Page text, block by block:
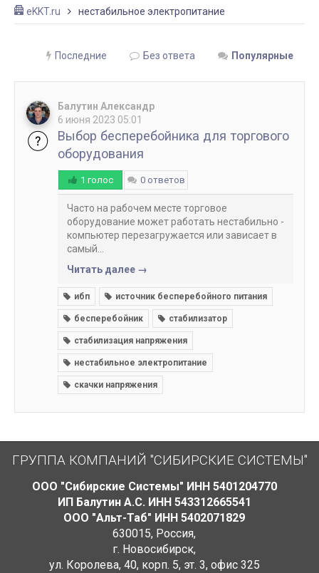
eKKT.ru нестабильное электропитание
Последние Без ответа Популярные
Балутин Александр
6 июня 2023 05:01
Выбор бесперебойника для торгового
оборудования
1 голос 0 ответов
Часто на рабочем месте торговое
оборудование может работать нестабильно -
компьютер перезагружается или зависает в
самый...
Читать далее →
ибп источник бесперебойного питания
бесперебойник стабилизатор
стабилизация напряжения
нестабильное электропитание
скачки напряжения
ГРУППА КОМПАНИЙ "СИБИРСКИЕ СИСТЕМЫ"
ООО "Сибирские Системы" ИНН 5401204770
ИП Балутин А.С. ИНН 543312665541
ООО "Альт-Таб" ИНН 5402071829
630015, Россия,
г. Новосибирск,
ул. Королева, 40, корп. 5, эт. 3, офис 325